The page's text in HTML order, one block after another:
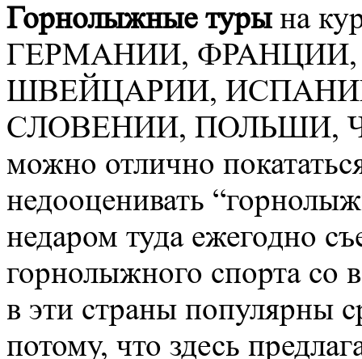
Горнолыжные турына
ГЕРМАНИИ,
ШВЕЙЦАРИИ,
СЛОВЕНИИ, ПОЛЬШИ,
можно отлично
недооценивать
недаром туда ежегодно
горнолыжного спорта со
в эти страны популярны
потому, что здесь